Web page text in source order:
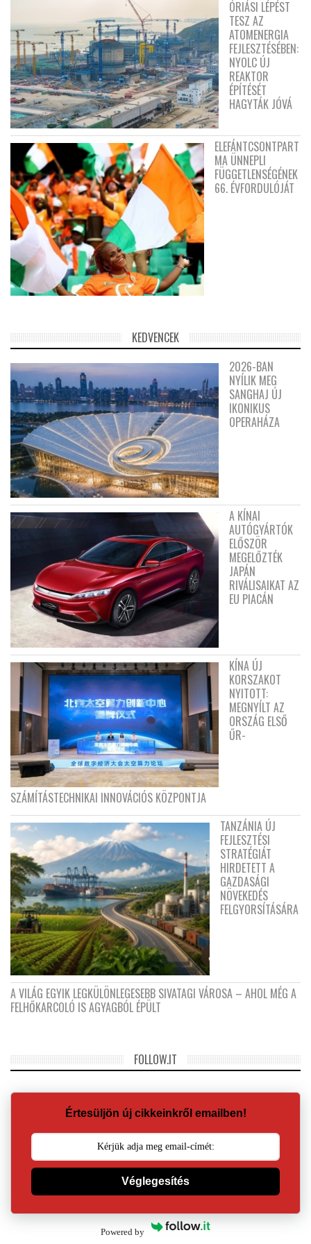
ÓRIÁSI LÉPÉST
TESZ AZ
ATOMENERGIA
FEJLESZTÉSÉBEN:
NYOLC ÚJ
REAKTOR
ÉPÍTÉSÉT
HAGYTÁK JÓVÁ
ELEFÁNTCSONTPART
MA ÜNNEPLI
FÜGGETLENSÉGÉNEK
66. ÉVFORDULÓJÁT
KEDVENCEK
2026-BAN
NYÍLIK MEG
SANGHAJ ÚJ
IKONIKUS
OPERAHÁZA
A KÍNAI
AUTÓGYÁRTÓK
ELŐSZÖR
MEGELŐZTÉK
JAPÁN
RIVÁLISAIKAT AZ
EU PIACÁN
KÍNA ÚJ
KORSZAKOT
NYITOTT:
MEGNYÍLT AZ
ORSZÁG ELSŐ
ŰR-
SZÁMÍTÁSTECHNIKAI INNOVÁCIÓS KÖZPONTJA
TANZÁNIA ÚJ
FEJLESZTÉSI
STRATÉGIÁT
HIRDETETT A
GAZDASÁGI
NÖVEKEDÉS
FELGYORSÍTÁSÁRA
A VILÁG EGYIK LEGKÜLÖNLEGESEBB SIVATAGI VÁROSA – AHOL MÉG A
FELHŐKARCOLÓ IS AGYAGBÓL ÉPÜLT
FOLLOW.IT
Értesüljön új cikkeinkről emailben!
Véglegesítés
Powered by